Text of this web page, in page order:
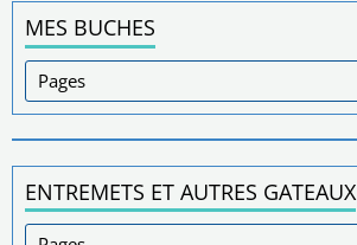
MES BUCHES
ENTREMETS ET AUTRES GATEAUX